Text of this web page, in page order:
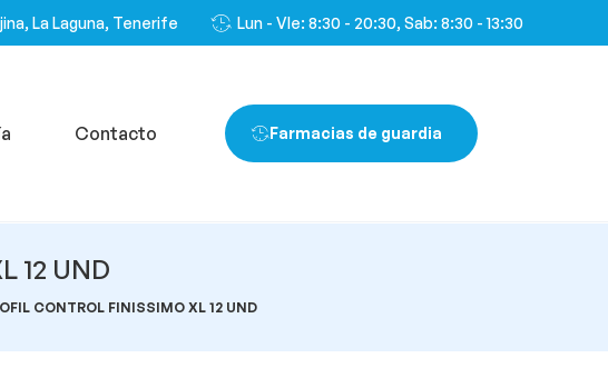
La Laguna, Tenerife Lun - VIe: 8:30 - 20:30, Sab: 8:30 - 13:30
Contacto Farmacias de guardia
12 UND
CONTROL FINISSIMO XL 12 UND